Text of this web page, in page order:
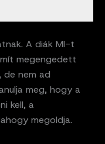
A diák MI-t
megengedett
de nem ad
meg, hogy a
kell, a
megoldja.